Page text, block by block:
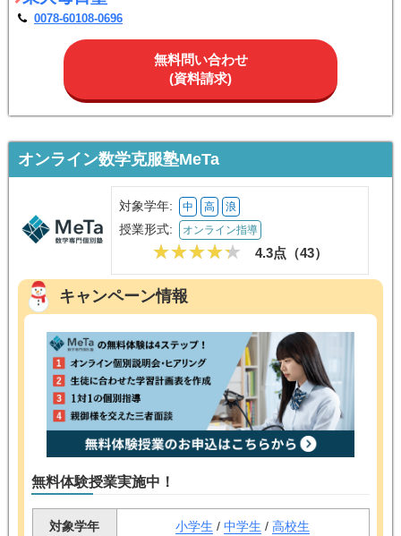
0078-60108-0696
無料問い合わせ
(資料請求)
オンライン数学克服塾MeTa
対象学年: 中 高 浪
授業形式: オンライン指導
4.3点（43）
キャンペーン情報
無料体験授業実施中！
対象学年 小学生 / 中学生 / 高校生